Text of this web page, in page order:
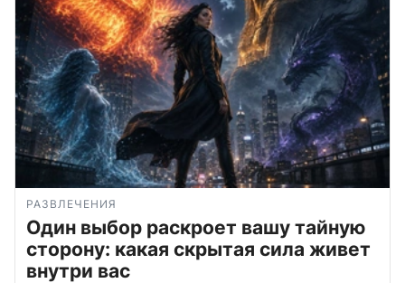
РАЗВЛЕЧЕНИЯ
Один выбор раскроет вашу тайную
сторону: какая скрытая сила живет
внутри вас